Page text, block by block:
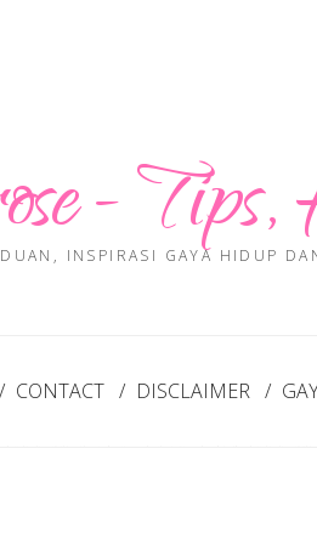
-
INSPIRASI GAYA HIDUP
CONTACT DISCLAIMER